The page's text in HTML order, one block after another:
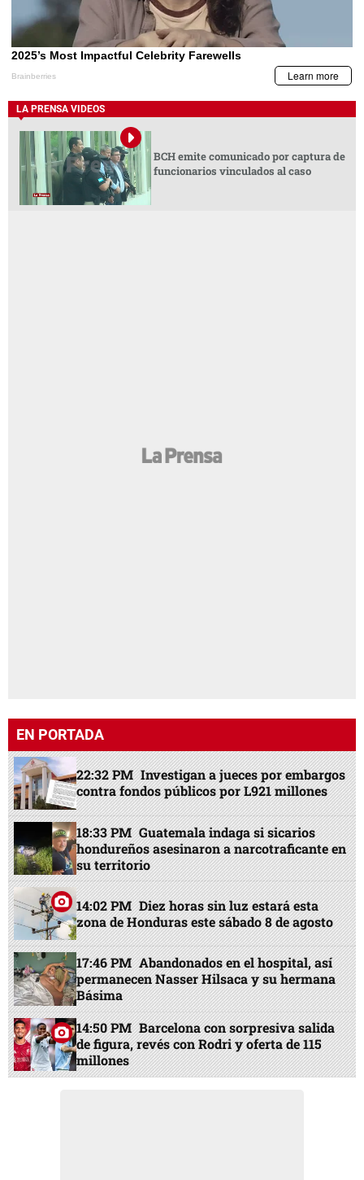
LA PRENSA VIDEOS
BCH emite comunicado por captura de
funcionarios vinculados al caso
EN PORTADA
22:32 PM Investigan a jueces por embargos
contra fondos públicos por L921 millones
18:33 PM Guatemala indaga si sicarios
hondureños asesinaron a narcotraficante en
su territorio
14:02 PM Diez horas sin luz estará esta
zona de Honduras este sábado 8 de agosto
17:46 PM Abandonados en el hospital, así
permanecen Nasser Hilsaca y su hermana
Básima
14:50 PM Barcelona con sorpresiva salida
de figura, revés con Rodri y oferta de 115
millones